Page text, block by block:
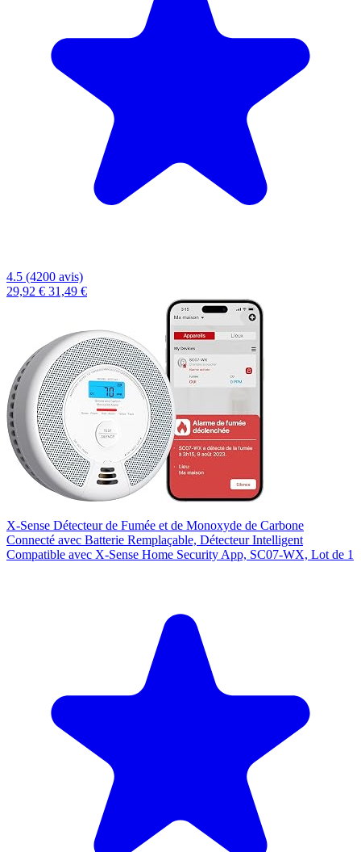
4.5 (4200 avis)
29,92 € 31,49 €
X-Sense Détecteur de Fumée et de Monoxyde de Carbone
Connecté avec Batterie Remplaçable, Détecteur Intelligent
Compatible avec X-Sense Home Security App, SC07-WX, Lot de 1